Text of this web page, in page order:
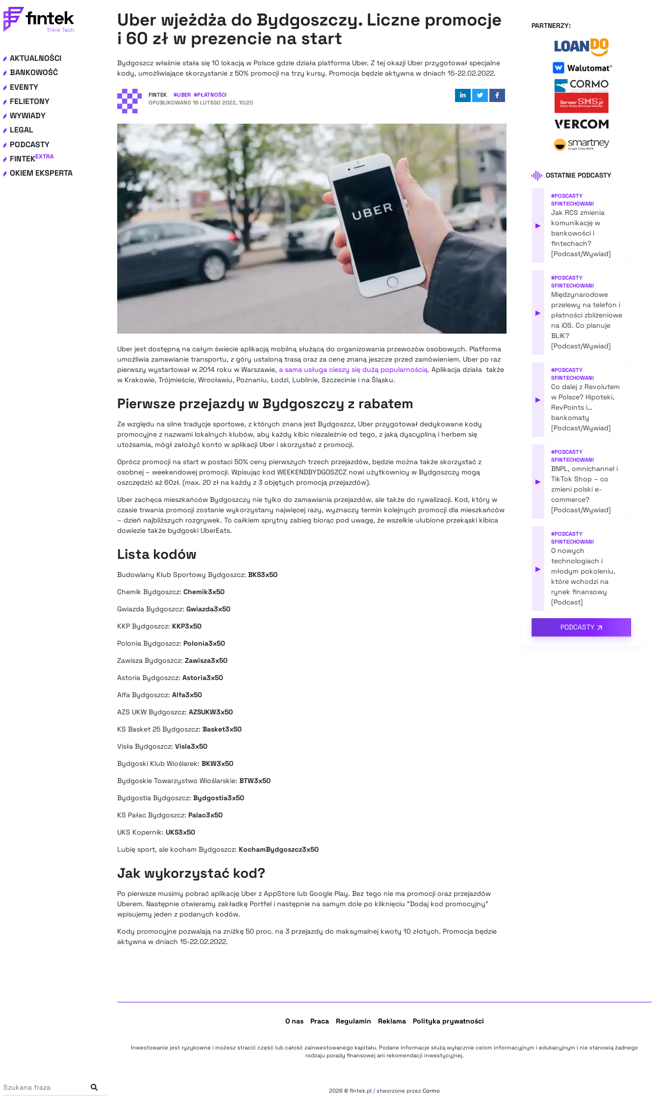
AKTUALNOŚCI
BANKOWOŚĆ
EVENTY
FELIETONY
WYWIADY
LEGAL
PODCASTY
FINTEKEXTRA
OKIEM EKSPERTA
Uber wjeżdża do Bydgoszczy. Liczne promocje
i 60 zł w prezencie na start
Bydgoszcz właśnie stała się 10 lokacją w Polsce gdzie działa platforma Uber. Z tej okazji Uber przygotował specjalne
kody, umożliwiające skorzystanie z 50% promocji na trzy kursy. Promocja będzie aktywna w dniach 15-22.02.2022.
FINTEK #UBER #PŁATNOŚCI
OPUBLIKOWANO 16 LUTEGO 2022, 10:20
Uber jest dostępną na całym świecie aplikacją mobilną służącą do organizowania przewozów osobowych. Platforma
umożliwia zamawianie transportu, z góry ustaloną trasą oraz za cenę znaną jeszcze przed zamówieniem. Uber po raz
pierwszy wystartował w 2014 roku w Warszawie, a sama usługa cieszy się dużą popularnością. Aplikacja działa także
w Krakowie, Trójmieście, Wrocławiu, Poznaniu, Łodzi, Lublinie, Szczecinie i na Śląsku.
Pierwsze przejazdy w Bydgoszczy z rabatem
Ze względu na silne tradycje sportowe, z których znana jest Bydgoszcz, Uber przygotował dedykowane kody
promocyjne z nazwami lokalnych klubów, aby każdy kibic niezależnie od tego, z jaką dyscypliną i herbem się
utożsamia, mógł założyć konto w aplikacji Uber i skorzystać z promocji.
Oprócz promocji na start w postaci 50% ceny pierwszych trzech przejazdów, będzie można także skorzystać z
osobnej – weekendowej promocji. Wpisując kod WEEKENDBYDGOSZCZ nowi użytkownicy w Bydgoszczy mogą
oszczędzić aż 60zł. (max. 20 zł na każdy z 3 objętych promocją przejazdów).
Uber zachęca mieszkańców Bydgoszczy nie tylko do zamawiania przejazdów, ale także do rywalizacji. Kod, który w
czasie trwania promocji zostanie wykorzystany najwięcej razy, wyznaczy termin kolejnych promocji dla mieszkańców
– dzień najbliższych rozgrywek. To całkiem sprytny zabieg biorąc pod uwagę, że wszelkie ulubione przekąski kibica
dowiezie także bydgoski UberEats.
Lista kodów
Budowlany Klub Sportowy Bydgoszcz: BKS3x50
Chemik Bydgoszcz: Chemik3x50
Gwiazda Bydgoszcz: Gwiazda3x50
KKP Bydgoszcz: KKP3x50
Polonia Bydgoszcz: Polonia3x50
Zawisza Bydgoszcz: Zawisza3x50
Astoria Bydgoszcz: Astoria3x50
Alfa Bydgoszcz: Alfa3x50
AZS UKW Bydgoszcz: AZSUKW3x50
KS Basket 25 Bydgoszcz: Basket3x50
Visła Bydgoszcz: Visla3x50
Bydgoski Klub Wioślarek: BKW3x50
Bydgoskie Towarzystwo Wioślarskie: BTW3x50
Bydgostia Bydgoszcz: Bydgostia3x50
KS Pałac Bydgoszcz: Palac3x50
UKS Kopernik: UKS3x50
Lubię sport, ale kocham Bydgoszcz: KochamBydgoszcz3x50
Jak wykorzystać kod?
Po pierwsze musimy pobrać aplikację Uber z AppStore lub Google Play. Bez tego nie ma promocji oraz przejazdów
Uberem. Następnie otwieramy zakładkę Portfel i następnie na samym dole po kliknięciu “Dodaj kod promocyjny”
wpisujemy jeden z podanych kodów.
Kody promocyjne pozwalają na zniżkę 50 proc. na 3 przejazdy do maksymalnej kwoty 10 złotych. Promocja będzie
aktywna w dniach 15-22.02.2022.
PARTNERZY:
OSTATNIE PODCASTY
▶
#PODCASTY
SFINTECHOWANI
Jak RCS zmienia
komunikację w
bankowości i
fintechach?
[Podcast/Wywiad]
▶
#PODCASTY
SFINTECHOWANI
Międzynarodowe
przelewy na telefon i
płatności zbliżeniowe
na iOS. Co planuje
BLIK?
[Podcast/Wywiad]
▶
#PODCASTY
SFINTECHOWANI
Co dalej z Revolutem
w Polsce? Hipoteki,
RevPoints i…
bankomaty
[Podcast/Wywiad]
▶
#PODCASTY
SFINTECHOWANI
BNPL, omnichannel i
TikTok Shop – co
zmieni polski e-
commerce?
[Podcast/Wywiad]
▶
#PODCASTY
SFINTECHOWANI
O nowych
technologiach i
młodym pokoleniu,
które wchodzi na
rynek finansowy
[Podcast]
PODCASTY
O nas Praca Regulamin Reklama Polityka prywatności
Inwestowanie jest ryzykowne i możesz stracić część lub całość zainwestowanego kapitału. Podane informacje służą wyłącznie celom informacyjnym i edukacyjnym i nie stanowią żadnego
rodzaju porady finansowej ani rekomendacji inwestycyjnej.
2026 © fintek.pl / stworzone przez Cormo